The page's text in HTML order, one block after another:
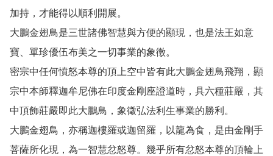
加持，才能得以順利開展。
大鵬金翅鳥是三世諸佛智慧與方便的顯現，也是法王如意
寶、單珍優伍布美之一切事業的象徵。
密宗中任何憤怒本尊的頂上空中皆有此大鵬金翅鳥飛翔，顯
宗中本師釋迦牟尼佛在印度金剛座證道時，具六種莊嚴，其
中頂飾莊嚴即此大鵬鳥，象徵弘法利生事業的勝利。
大鵬金翅鳥，亦稱迦樓羅或迦留羅，以龍為食，是由金剛手
菩薩所化現，為一智慧忿怒尊。幾乎所有忿怒本尊的頂輪上